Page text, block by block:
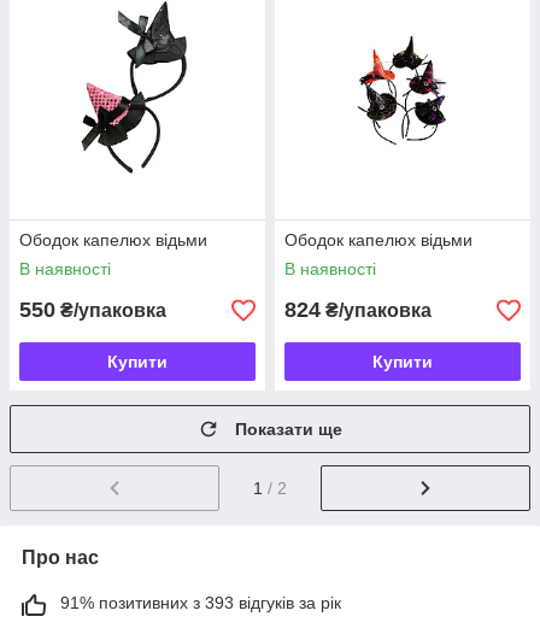
Ободок капелюх відьми
В наявності
550 ₴/упаковка
Купити
Ободок капелюх відьми
В наявності
824 ₴/упаковка
Купити
Показати ще
1 / 2
Про нас
91% позитивних з 393 відгуків за рік